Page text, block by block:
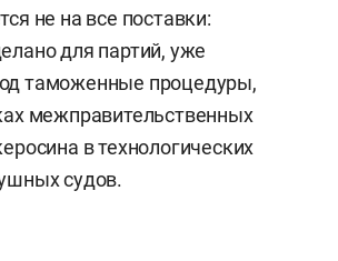
не на все поставки:
для партий, уже
таможенные процедуры,
межправительственных
в технологических
судов.